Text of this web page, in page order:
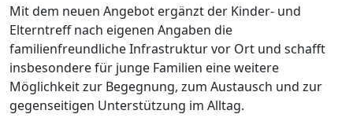
Mit dem neuen Angebot ergänzt der Kinder- und
Elterntreff nach eigenen Angaben die
familienfreundliche Infrastruktur vor Ort und schafft
insbesondere für junge Familien eine weitere
Möglichkeit zur Begegnung, zum Austausch und zur
gegenseitigen Unterstützung im Alltag.